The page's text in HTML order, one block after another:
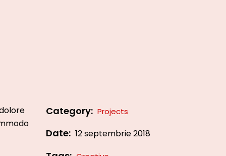
Category: Projects
Date: 12 septembrie 2018